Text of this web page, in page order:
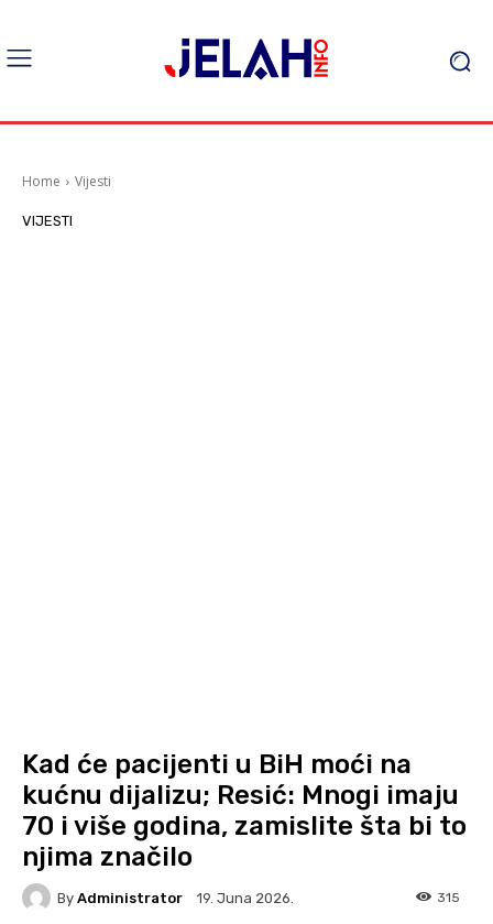
Home Vijesti
VIJESTI
Kad će pacijenti u BiH moći na
kućnu dijalizu; Resić: Mnogi imaju
70 i više godina, zamislite šta bi to
njima značilo
By Administrator 19. Juna 2026. 315